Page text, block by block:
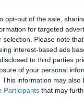
opt-out of the sale,
for targeted
selection. Please note
interest-based ads
to third parties
of your personal
This information may
Participants that may
τα πρώτα
της
με το σήμα
στο
ο υπουργός